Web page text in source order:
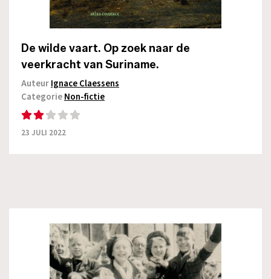
De wilde vaart. Op zoek naar de
veerkracht van Suriname.
AuteurIgnace Claessens
CategorieNon-fictie
23 JULI 2022